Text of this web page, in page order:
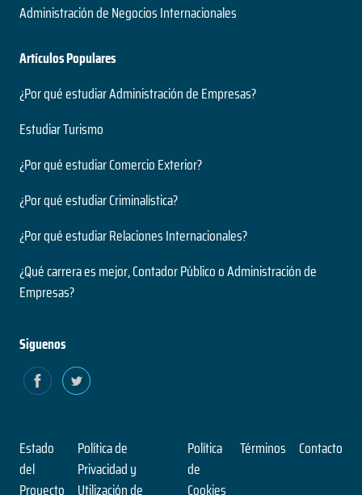
Administración de Negocios Internacionales
Artículos Populares
¿Por qué estudiar Administración de Empresas?
Estudiar Turismo
¿Por qué estudiar Comercio Exterior?
¿Por qué estudiar Criminalística?
¿Por qué estudiar Relaciones Internacionales?
¿Qué carrera es mejor, Contador Público o Administración de
Empresas?
Siguenos
Estado
del
Proyecto
Política de
Privacidad y
Utilización de
Política
de
Cookies
Términos Contacto